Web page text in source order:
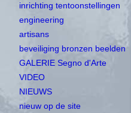
inrichting tentoonstellingen
engineering
artisans
beveiliging bronzen beelden
GALERIE Segno d'Arte
VIDEO
NIEUWS
nieuw op de site